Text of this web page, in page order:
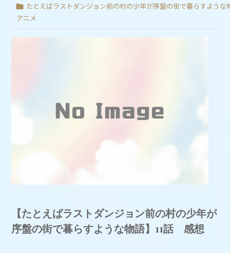
 たとえばラストダンジョン前の村の少年が序盤の街で暮らすような
アニメ
【たとえばラストダンジョン前の村の少年が
序盤の街で暮らすような物語】11話 感想